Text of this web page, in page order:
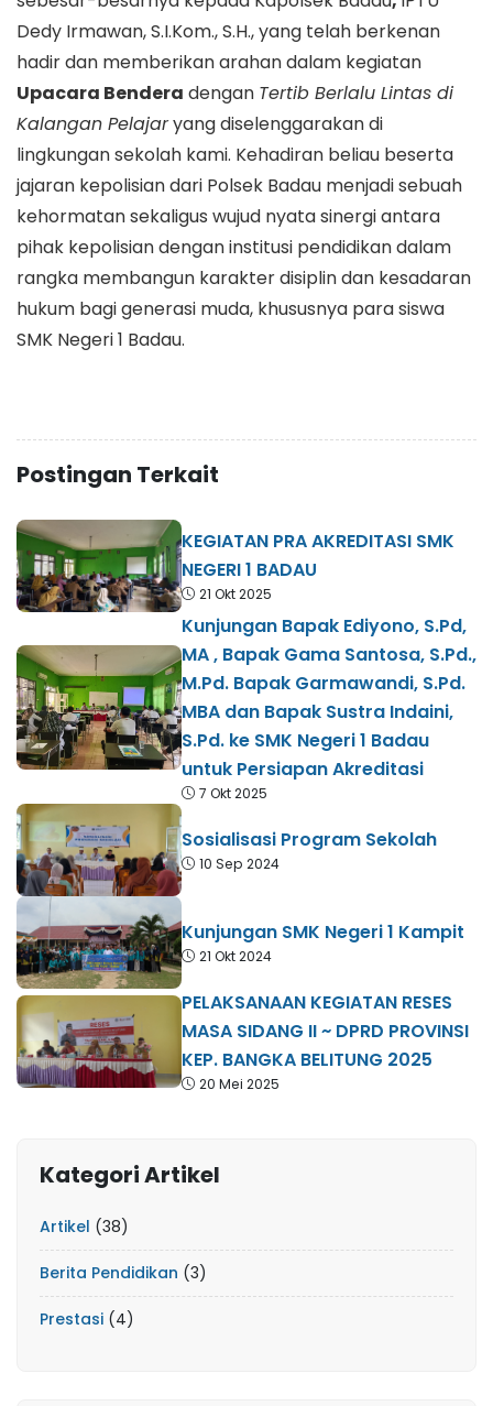
Dedy Irmawan, S.I.Kom., S.H., yang telah berkenan
hadir dan memberikan arahan dalam kegiatan
Upacara Bendera dengan Tertib Berlalu Lintas di
Kalangan Pelajaryang diselenggarakan di
lingkungan sekolah kami. Kehadiran beliau beserta
jajaran kepolisian dari Polsek Badau menjadi sebuah
kehormatan sekaligus wujud nyata sinergi antara
pihak kepolisian dengan institusi pendidikan dalam
rangka membangun karakter disiplin dan kesadaran
hukum bagi generasi muda, khususnya para siswa
SMK Negeri 1 Badau.
Postingan Terkait
KEGIATAN PRA AKREDITASI SMK
NEGERI 1 BADAU
21 Okt 2025
Kunjungan Bapak Ediyono, S.Pd,
MA , Bapak Gama Santosa, S.Pd.,
M.Pd. Bapak Garmawandi, S.Pd.
MBA dan Bapak Sustra Indaini,
S.Pd. ke SMK Negeri 1 Badau
untuk Persiapan Akreditasi
7 Okt 2025
Sosialisasi Program Sekolah
10 Sep 2024
Kunjungan SMK Negeri 1 Kampit
21 Okt 2024
PELAKSANAAN KEGIATAN RESES
MASA SIDANG II ~ DPRD PROVINSI
KEP. BANGKA BELITUNG 2025
20 Mei 2025
Kategori Artikel
Artikel (38)
Berita Pendidikan (3)
Prestasi (4)